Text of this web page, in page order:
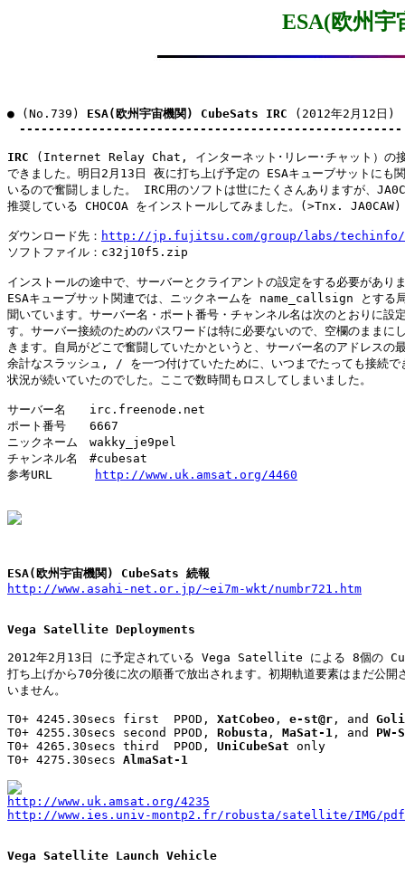
ESA(欧州宇
● (No.739) ESA(欧州宇宙機関) CubeSats IRC (2012年2月12日)
-----------------------------------------------------
IRC (Internet Relay Chat, インターネット･リレー･チャット）の接
できました。明日2月13日 夜に打ち上げ予定の ESAキューブサットにも
いるので奮闘しました。 IRC用のソフトは世にたくさんありますが、
推奨している CHOCOA をインストールしてみました。(>Tnx. JA0CAW)
ダウンロード先： http://jp.fujitsu.com/group/labs/techinfo/
ソフトファイル：c32j10f5.zip
インストールの途中で、サーバーとクライアントの設定をする必要があり
ESAキューブサット関連では、ニックネームを name_callsign とする
聞いています。サーバー名・ポート番号・チャンネル名は次のとおりに設
す。サーバー接続のためのパスワードは特に必要ないので、空欄のままに
きます。自局がどこで奮闘していたかというと、サーバー名のアドレスの
余計なスラッシュ, / を一つ付けていたために、いつまでたっても接続で
状況が続いていたのでした。ここで数時間もロスしてしまいました。
サーバー名　　irc.freenode.net
ポート番号　　6667
ニックネーム　wakky_je9pel
チャンネル名　#cubesat
参考URL
http://www.uk.amsat.org/4460
ESA(欧州宇宙機関) CubeSats 続報
http://www.asahi-net.or.jp/~ei7m-wkt/numbr721.htm
Vega Satellite Deployments
2012年2月13日 に予定されている Vega Satellite による 8個の
打ち上げから70分後に次の順番で放出されます。初期軌道要素はまだ公開
いません。
T0+ 4245.30secs first  PPOD, XatCobeo , e-st@r , and
T0+ 4255.30secs second PPOD, Robusta , MaSat-1 , and PW-
T0+ 4265.30secs third  PPOD, UniCubeSat only
T0+ 4275.30secs AlmaSat-1
http://www.uk.amsat.org/4235
http://www.ies.univ-montp2.fr/robusta/satellite/IMG/pdf/
Vega Satellite Launch Vehicle